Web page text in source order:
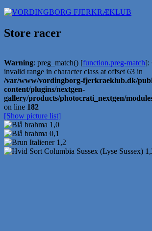
Store racer
Warning: preg_match() [function.preg-match]:
invalid range in character class at offset 63 in
/var/www/vordingborg-fjerkraeklub.dk/
content/plugins/nextgen-
gallery/products/photocrati_nextgen/
on line 182
[Show picture list]